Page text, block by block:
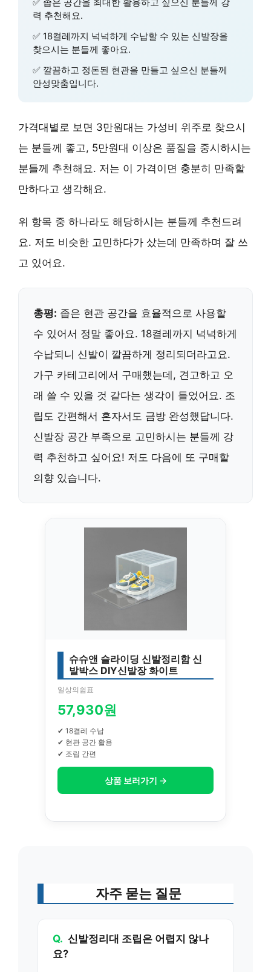
력 추천해요.
✅ 18켤레까지 넉넉하게 수납할 수 있는 신발장을
찾으시는 분들께 좋아요.
✅ 깔끔하고 정돈된 현관을 만들고 싶으신 분들께
안성맞춤입니다.
가격대별로 보면 3만원대는 가성비 위주로 찾으시
는 분들께 좋고, 5만원대 이상은 품질을 중시하시는
분들께 추천해요. 저는 이 가격이면 충분히 만족할
만하다고 생각해요.
위 항목 중 하나라도 해당하시는 분들께 추천드려
요. 저도 비슷한 고민하다가 샀는데 만족하며 잘 쓰
고 있어요.
총평: 좁은 현관 공간을 효율적으로 사용할
수 있어서 정말 좋아요. 18켤레까지 넉넉하게
수납되니 신발이 깔끔하게 정리되더라고요.
가구 카테고리에서 구매했는데, 견고하고 오
래 쓸 수 있을 것 같다는 생각이 들었어요. 조
립도 간편해서 혼자서도 금방 완성했답니다.
신발장 공간 부족으로 고민하시는 분들께 강
력 추천하고 싶어요! 저도 다음에 또 구매할
의향 있습니다.
슈슈앤 슬라이딩 신발정리함 신
발박스 DIY신발장 화이트
일상의쉼표
57,930원
✔ 18켤레 수납
✔ 현관 공간 활용
✔ 조립 간편
상품 보러가기 →
자주 묻는 질문
Q. 신발정리대 조립은 어렵지 않나
요?